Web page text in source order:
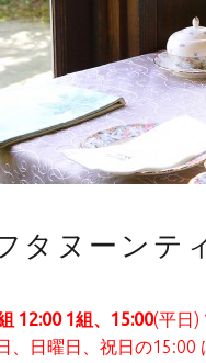
タヌーンテ
12:00 1組、15:00(平日)
、日曜日、祝日の15:00